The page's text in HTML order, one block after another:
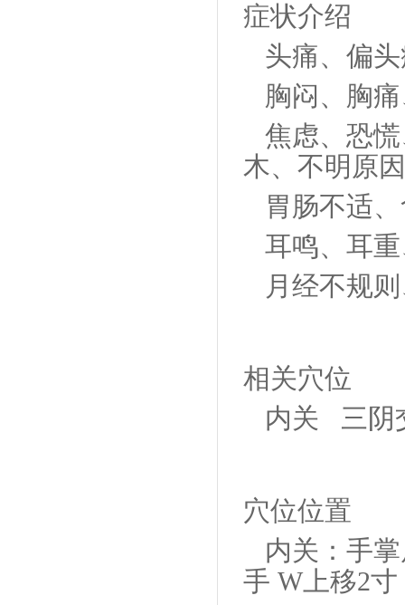
症状介绍
头痛、偏
胸闷、胸
焦虑、恐
木、不明原
胃肠不适
耳鸣、耳
月经不规
相关穴位
内关 三阴
穴位位置
内关：手
手 W上移2